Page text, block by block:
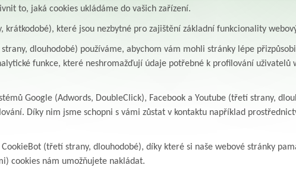
to, jaká cookies ukládáme do vašich zařízení.
krátkodobé), které jsou nezbytné pro zajištění základní funkcionality
dlouhodobé) používáme, abychom vám mohli stránky lépe
funkce, které neshromažďují údaje potřebné k profilování uživatelů
Google (Adwords, DoubleClick), Facebook a Youtube (třetí strany,
Díky nim jsme schopni s vámi zůstat v kontaktu například
CookieBot (třetí strany, dlouhodobé), díky které si naše webové stránky
cookies nám umožňujete nakládat.